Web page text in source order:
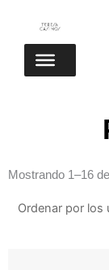
contenido
Mostrando 1–16